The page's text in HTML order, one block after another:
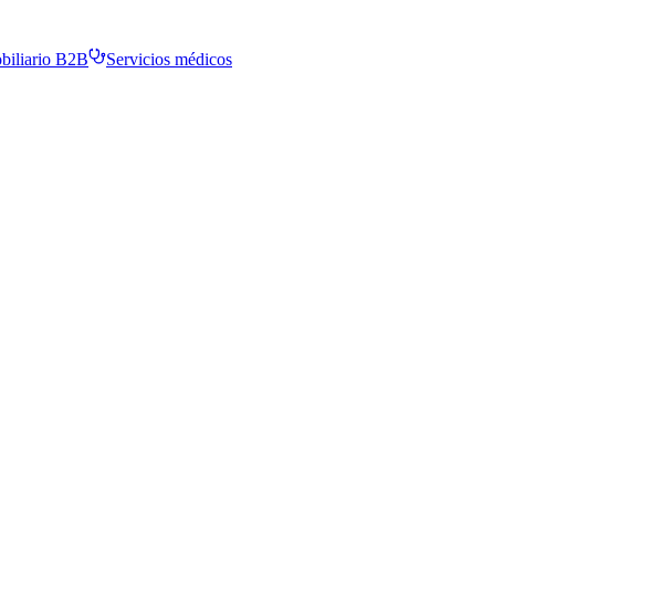
B2B
Servicios médicos